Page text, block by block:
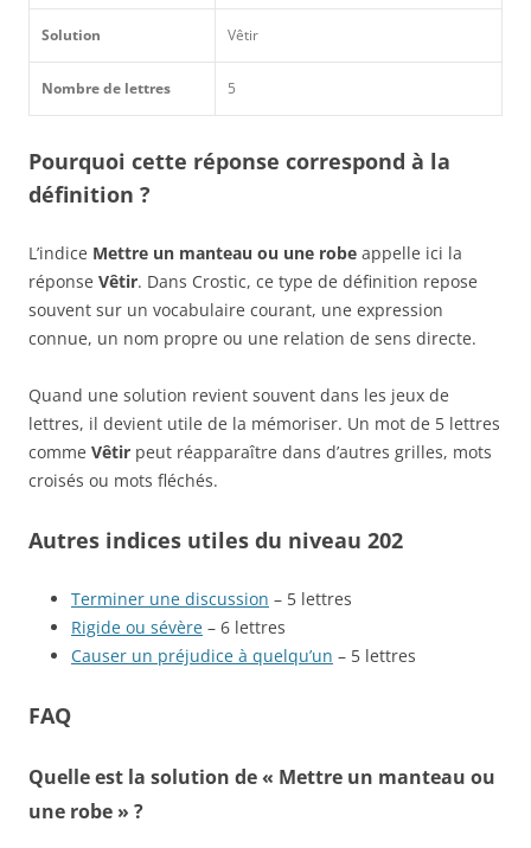
Solution Vêtir
Nombre de lettres 5
Pourquoi cette réponse correspond à la
définition ?
L’indice Mettre un manteau ou une robe appelle ici la
réponse Vêtir. Dans Crostic, ce type de définition repose
souvent sur un vocabulaire courant, une expression
connue, un nom propre ou une relation de sens directe.
Quand une solution revient souvent dans les jeux de
lettres, il devient utile de la mémoriser. Un mot de 5 lettres
comme Vêtir peut réapparaître dans d’autres grilles, mots
croisés ou mots fléchés.
Autres indices utiles du niveau 202
Terminer une discussion – 5 lettres
Rigide ou sévère – 6 lettres
Causer un préjudice à quelqu’un – 5 lettres
FAQ
Quelle est la solution de « Mettre un manteau ou
une robe » ?